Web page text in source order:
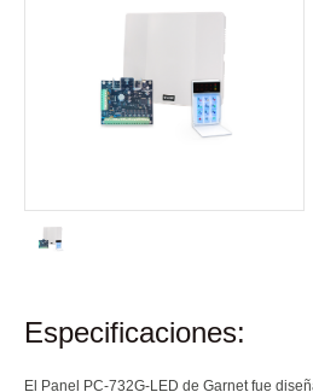
Especificaciones:
El Panel PC-732G-LED de Garnet fue